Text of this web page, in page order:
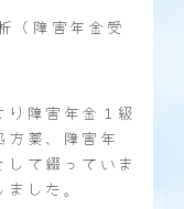
（障害年金受
障害年金１級
方薬、障害年
て綴っていま
した。